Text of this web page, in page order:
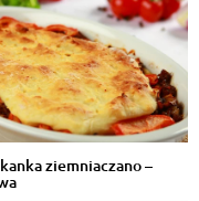
ziemniaczano –